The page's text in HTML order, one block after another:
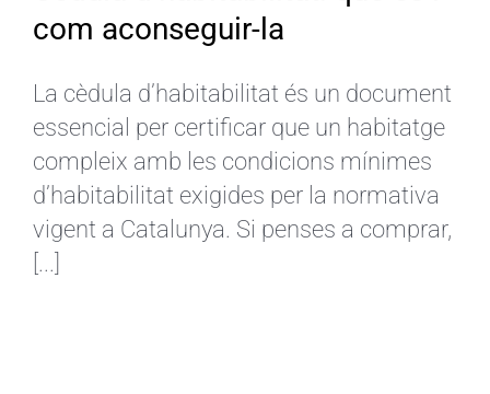
com aconseguir-la
La cèdula d’habitabilitat és un document
essencial per certificar que un habitatge
compleix amb les condicions mínimes
d’habitabilitat exigides per la normativa
vigent a Catalunya. Si penses a comprar,
[...]